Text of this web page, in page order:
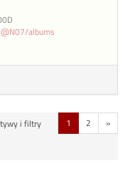
albums
1 2 »
i filtry